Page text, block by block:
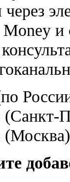
и
по
(Санкт-
(Москва)